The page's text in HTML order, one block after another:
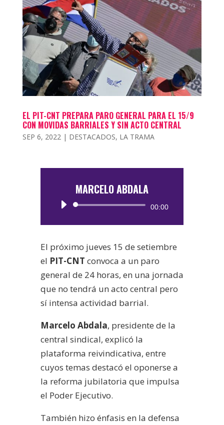
EL PIT-CNT PREPARA PARO GENERAL PARA EL 15/9
CON MOVIDAS BARRIALES Y SIN ACTO CENTRAL
SEP 6, 2022| DESTACADOS, LA TRAMA
MARCELO ABDALA
Reproductor
00:00
El próximo jueves 15 de setiembre
el PIT-CNT convoca a un paro
general de 24 horas, en una jornada
que no tendrá un acto central pero
sí intensa actividad barrial.
Marcelo Abdala, presidente de la
central sindical, explicó la
plataforma reivindicativa, entre
cuyos temas destacó el oponerse a
la reforma jubilatoria que impulsa
el Poder Ejecutivo.
También hizo énfasis en la defensa